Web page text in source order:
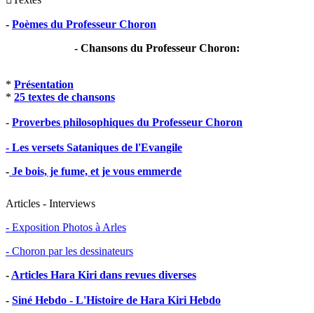
- Poèmes du Professeur Choron
- Chansons du Professeur Choron:
* Présentation
* 25 textes de chansons
- Proverbes philosophiques du Professeur Choron
- Les versets Sataniques de l'Evangile
- Je bois, je fume, et je vous emmerde
Articles - Interviews
- Exposition Photos à Arles
- Choron par les dessinateurs
- Articles Hara Kiri dans revues diverses
- Siné Hebdo - L'Histoire de Hara Kiri Hebdo